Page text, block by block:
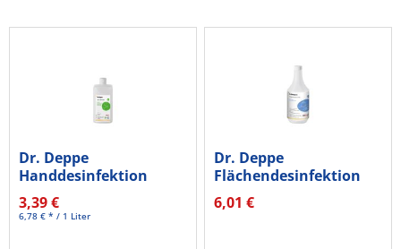
Dr. Deppe
Handdesinfektion
Lotio Sept Basic...
3,39 €
6,78 € * / 1 Liter
Dr. Deppe
Flächendesinfektion
Beta Guard 601110 1l
6,01 €